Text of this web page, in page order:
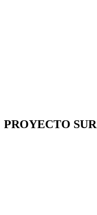
PROYECTO SUR